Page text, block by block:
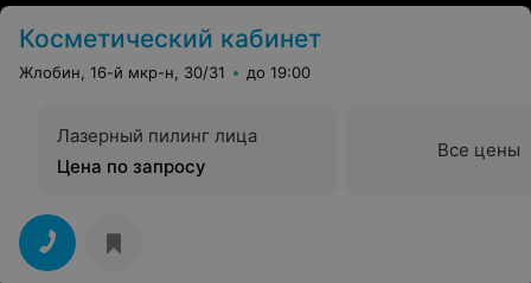
Косметический кабинет
Жлобин, 16-й мкр-н, 30/31 до 19:00
Лазерный пилинг лица
Цена по запросу
Все цены